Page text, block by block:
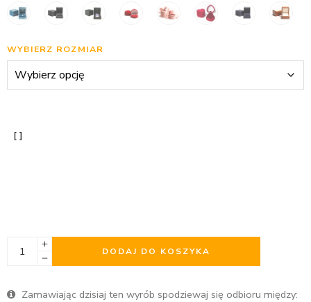
WYBIERZ ROZMIAR
DODAJ DO KOSZYKA
Zamawiając dzisiaj ten wyrób spodziewaj się odbioru między: